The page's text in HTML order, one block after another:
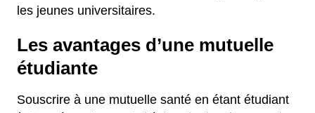
les jeunes universitaires.
Les avantages d’une mutuelle
étudiante
Souscrire à une mutuelle santé en étant étudiant